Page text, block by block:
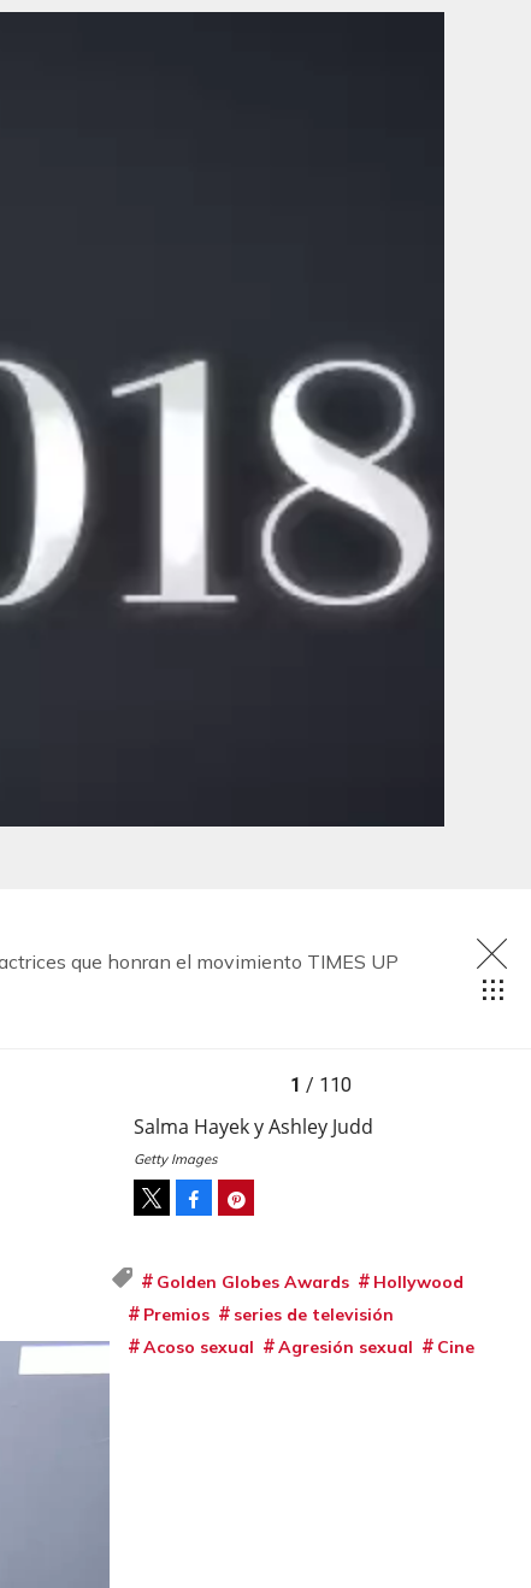
que honran el movimiento TIMES UP
Golden Globes Awards
Hollywood
Premios
series de televisión
Acoso sexual
Agresión sexual Cine
1 / 110
Salma Hayek y Ashley Judd
Getty Images
Facebook